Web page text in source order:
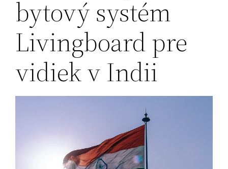
bytový systém
Livingboard pre
vidiek v Indii